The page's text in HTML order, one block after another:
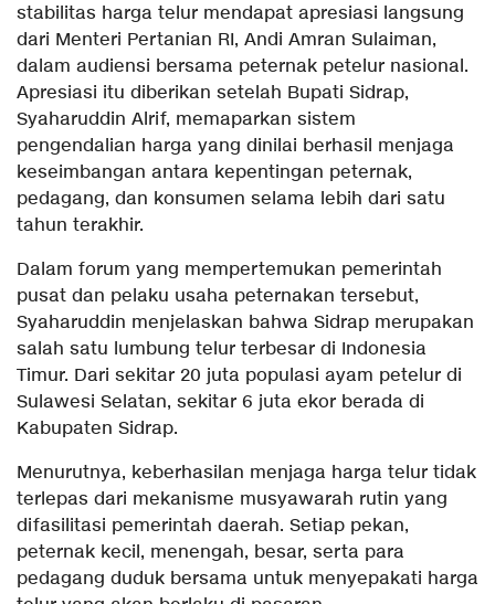
stabilitas harga telur mendapat apresiasi langsung
dari Menteri Pertanian RI, Andi Amran Sulaiman,
dalam audiensi bersama peternak petelur nasional.
Apresiasi itu diberikan setelah Bupati Sidrap,
Syaharuddin Alrif, memaparkan sistem
pengendalian harga yang dinilai berhasil menjaga
keseimbangan antara kepentingan peternak,
pedagang, dan konsumen selama lebih dari satu
tahun terakhir.
Dalam forum yang mempertemukan pemerintah
pusat dan pelaku usaha peternakan tersebut,
Syaharuddin menjelaskan bahwa Sidrap merupakan
salah satu lumbung telur terbesar di Indonesia
Timur. Dari sekitar 20 juta populasi ayam petelur di
Sulawesi Selatan, sekitar 6 juta ekor berada di
Kabupaten Sidrap.
Menurutnya, keberhasilan menjaga harga telur tidak
terlepas dari mekanisme musyawarah rutin yang
difasilitasi pemerintah daerah. Setiap pekan,
peternak kecil, menengah, besar, serta para
pedagang duduk bersama untuk menyepakati harga